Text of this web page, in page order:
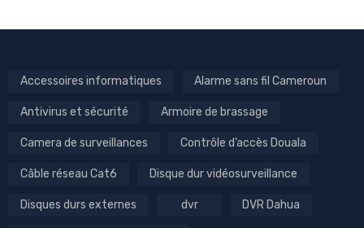
Accessoires informatiques Alarme sans fil Cameroun
Antivirus et sécurité Armoire de brassage
Camera de surveillances Contrôle d’accès Douala
Câble réseau Cat6 Disque dur vidéosurveillance
Disques durs externes dvr DVR Dahua